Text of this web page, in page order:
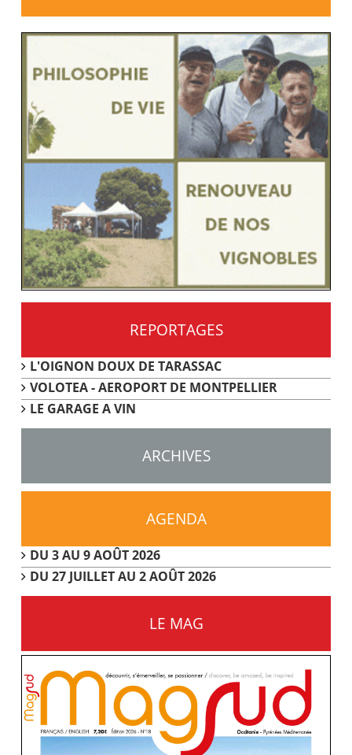
REPORTAGES
L'OIGNON DOUX DE TARASSAC
VOLOTEA - AEROPORT DE MONTPELLIER
LE GARAGE A VIN
ARCHIVES
AGENDA
DU 3 AU 9 AOÛT 2026
DU 27 JUILLET AU 2 AOÛT 2026
LE MAG